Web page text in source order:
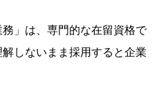
務」は、専門的な在留資格で
しないまま採用すると企業